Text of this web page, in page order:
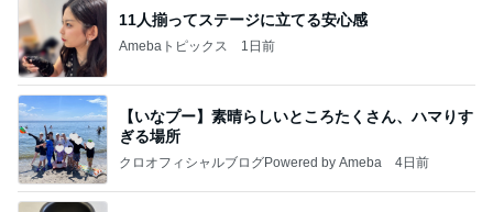
11人揃ってステージに立てる安心感
Amebaトピックス 1日前
【いなプー】素晴らしいところたくさん、ハマりす
ぎる場所
クロオフィシャルブログPowered by Ameba 4日前